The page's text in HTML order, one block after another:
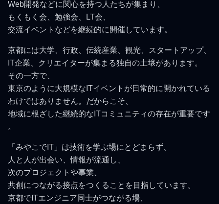
Web開発などに関心を持つ人たちが集まり、
もくもく会、勉強会、LT会、
交流イベントなどを継続的に開催しています。
京都には大学、行政、伝統産業、観光、スタートアップ、
IT企業、クリエイターが集まる独自の土壌があります。
その一方で、
東京のように大規模なITイベントが日常的に開かれている
わけではありません。だからこそ、
地域に根ざした継続的なITコミュニティの存在が重要です
。
「みやこでIT」は技術を学ぶ場にとどまらず、
人と人が出会い、情報が流通し、
次のプロジェクトや事業、
共創につながる接点をつくることを目指しています。
京都でITエンジニア同士がつながる場、